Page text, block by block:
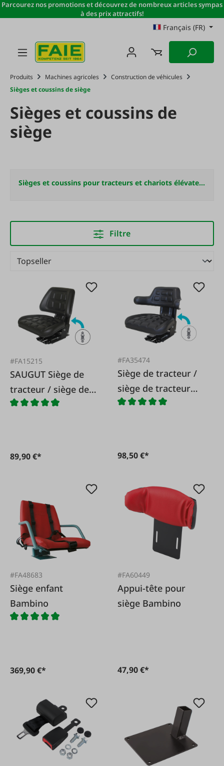
Passer au contenu principal
Parcourez nos promotions et découvrez de nombreux articles sympas
à des prix attractifs!
Français (FR)
Produits Machines agricoles
Construction de véhicules
Sièges et coussins de siège
Sièges et coussins de
siège
Sièges et coussins pour tracteurs et chariots élévateurs
Filtre
#FA15215
SAUGUT Siège de
tracteur / siège de
tracteur ECO
89,90 €*
#FA35474
Siège de tracteur /
siège de tracteur
VARIO avec
98,50 €*
#FA48683
Siège enfant
Bambino
369,90 €*
#FA60449
Appui-tête pour
siège Bambino
47,90 €*